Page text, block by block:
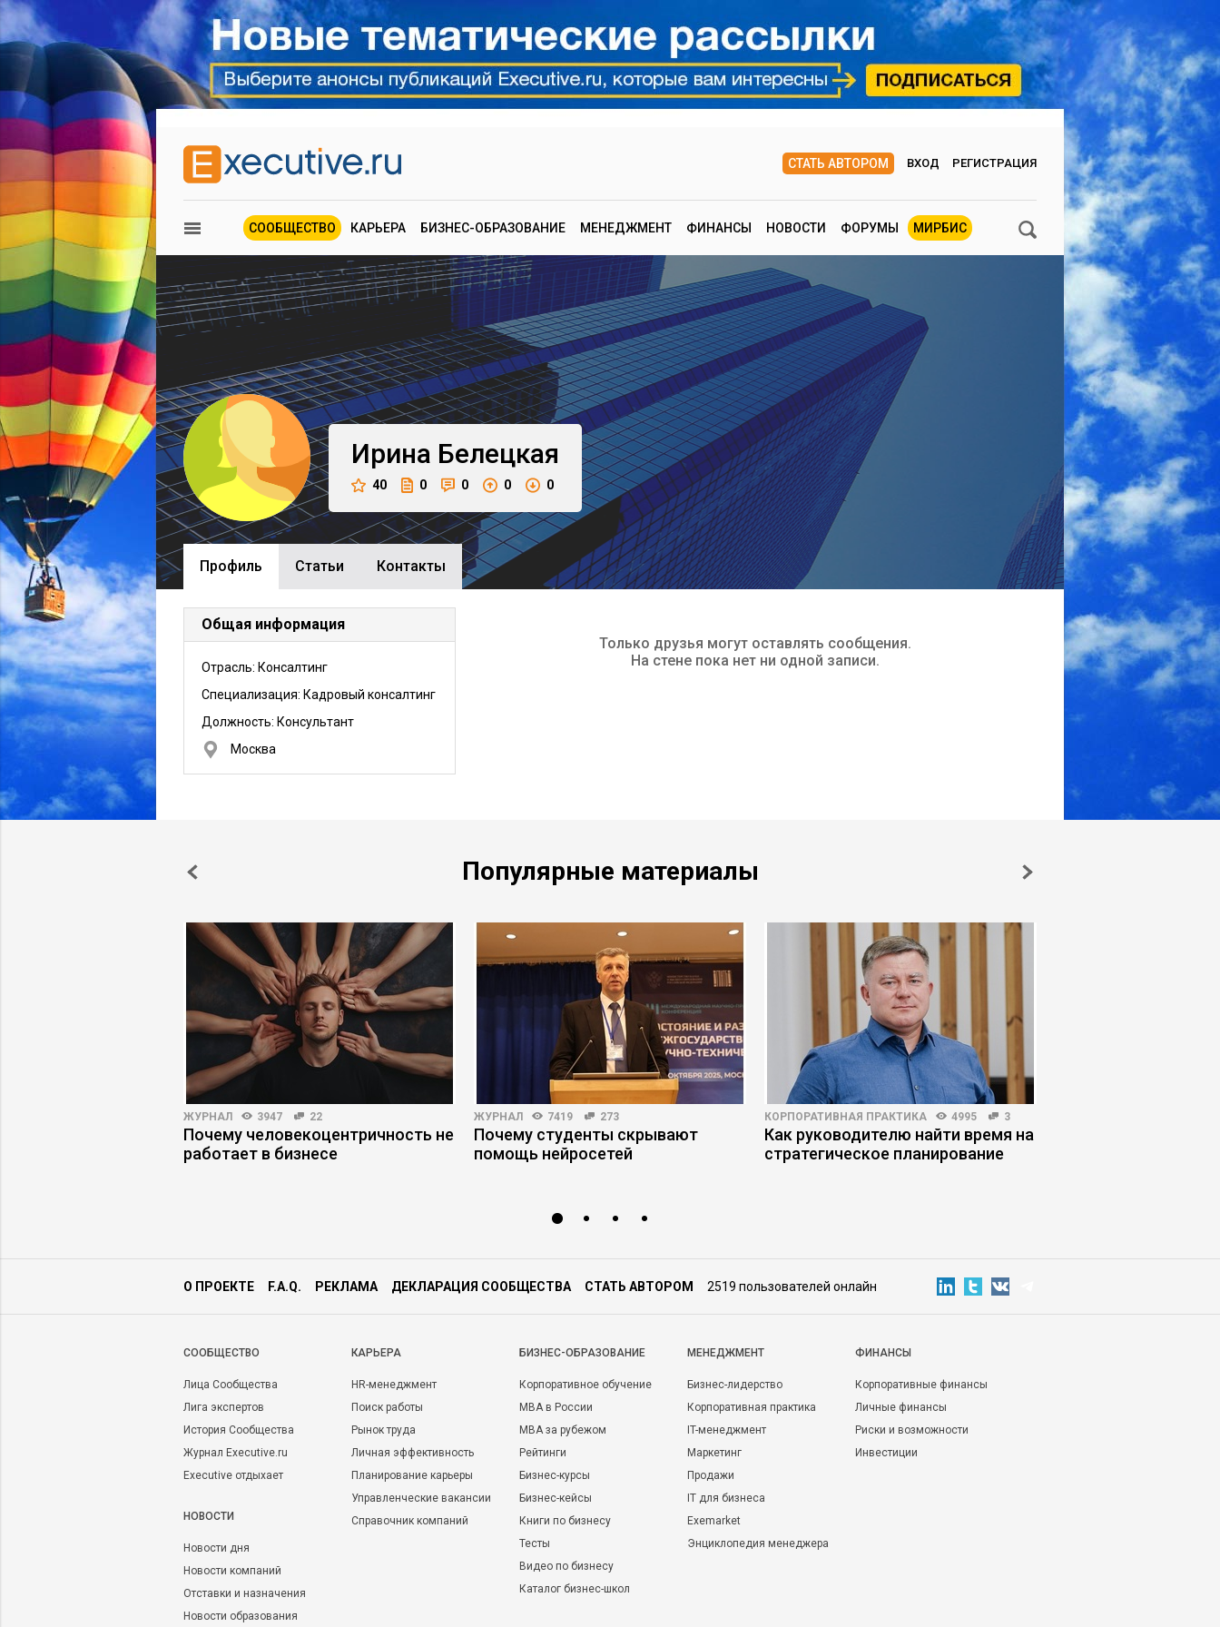
СТАТЬ АВТОРОМ ВХОД РЕГИСТРАЦИЯ
СООБЩЕСТВО КАРЬЕРА БИЗНЕС-ОБРАЗОВАНИЕ МЕНЕДЖМЕНТ ФИНАНСЫ НОВОСТИ ФОРУМЫ МИРБИС
Ирина Белецкая
40 0 0 0 0
Профиль Cтатьи Контакты
Общая информация
Отрасль: Консалтинг
Специализация: Кадровый консалтинг
Должность: Консультант
Москва
Только друзья могут оставлять сообщения.
На стене пока нет ни одной записи.
Популярные материалы
ЖУРНАЛ 3947 22
Почему человекоцентричность не
работает в бизнесе
ЖУРНАЛ 7419 273
Почему студенты скрывают
помощь нейросетей
КОРПОРАТИВНАЯ ПРАКТИКА 4995 3
Как руководителю найти время на
стратегическое планирование
О ПРОЕКТЕ F.A.Q. РЕКЛАМА ДЕКЛАРАЦИЯ СООБЩЕСТВА СТАТЬ АВТОРОМ 2519 пользователей онлайн
CООБЩЕСТВО
Лица Сообщества
Лига экспертов
История Сообщества
Журнал Executive.ru
Executive отдыхает
НОВОСТИ
Новости дня
Новости компаний
Отставки и назначения
Новости образования
КАРЬЕРА
HR-менеджмент
Поиск работы
Рынок труда
Личная эффективность
Планирование карьеры
Управленческие вакансии
Справочник компаний
БИЗНЕС-ОБРАЗОВАНИЕ
Корпоративное обучение
MBA в России
MBA за рубежом
Рейтинги
Бизнес-курсы
Бизнес-кейсы
Книги по бизнесу
Тесты
Видео по бизнесу
Каталог бизнес-школ
МЕНЕДЖМЕНТ
Бизнес-лидерство
Корпоративная практика
IT-менеджмент
Маркетинг
Продажи
IT для бизнеса
Exemarket
Энциклопедия менеджера
ФИНАНСЫ
Корпоративные финансы
Личные финансы
Риски и возможности
Инвестиции